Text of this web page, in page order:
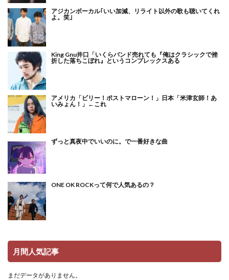
アジカンボーカル｢いい加減、リライト以外の歌も聴いてくれ
よ。笑｣
King Gnu井口「いくらバンド売れても『俺はクラシックで挫
折した落ちこぼれ』というコンプレックスある
アメリカ「ビリー！ポストマローン！」日本「米津玄師！あ
いみょん！」←これ
ずっと真夜中でいいのに。で一番好きな曲
ONE OK ROCKって何で人気あるの？
月間人気記事
まだデータがありません。